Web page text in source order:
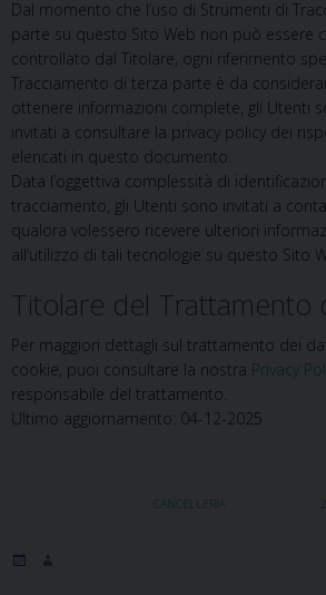
Dal momento che l’uso di Strumenti di
parte su questo Sito Web non può essere
controllato dal Titolare, ogni riferimento
Tracciamento di terza parte è da
ottenere informazioni complete, gli Utenti
invitati a consultare la privacy policy dei
elencati in questo documento.
Data l’oggettiva complessità di
tracciamento, gli Utenti sono invitati a
qualora volessero ricevere ulteriori
all’utilizzo di tali tecnologie su questo Sito
Titolare del Trattamento
Per maggiori dettagli sul trattamento dei
cookie, puoi consultare la nostra Privacy
responsabile del trattamento.
Ultimo aggiornamento: 04-12-2025
CANCELLERIA